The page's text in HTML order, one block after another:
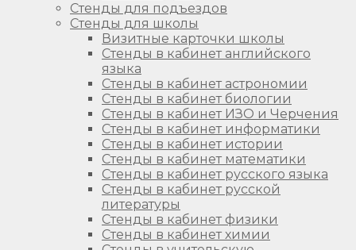
Стенды для подъездов
Стенды для школы
Визитные карточки школы
Стенды в кабинет английского
языка
Стенды в кабинет астрономии
Стенды в кабинет биологии
Стенды в кабинет ИЗО и Черчения
Стенды в кабинет информатики
Стенды в кабинет истории
Стенды в кабинет математики
Стенды в кабинет русского языка
Стенды в кабинет русской
литературы
Стенды в кабинет физики
Стенды в кабинет химии